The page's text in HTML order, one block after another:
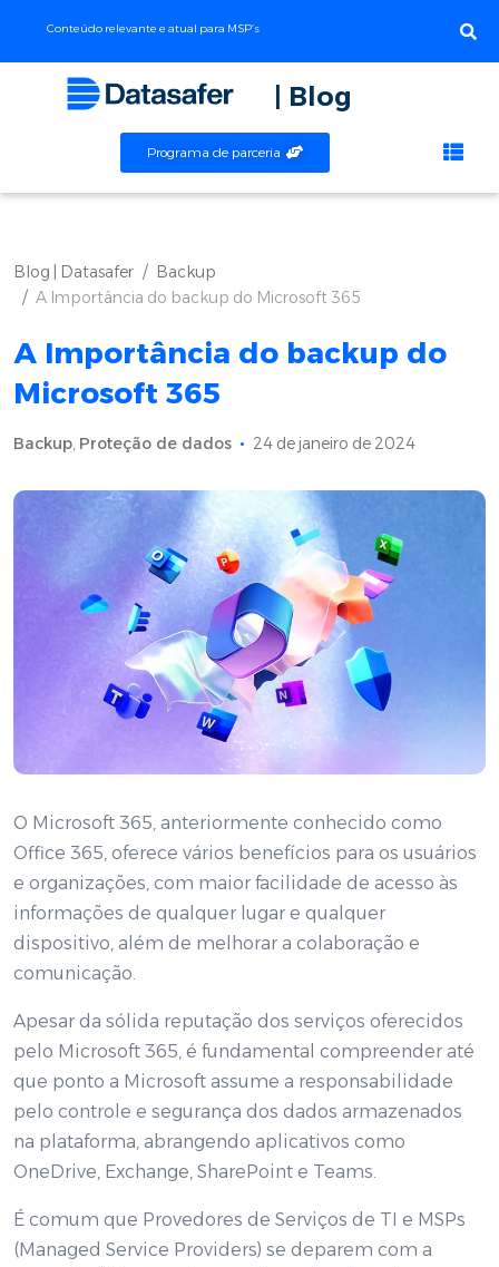
Conteúdo relevante e atual para MSP’s
| Blog
Programa de parceria
Blog | Datasafer
Backup
A Importância do backup do Microsoft 365
A Importância do backup do
Microsoft 365
Backup, Proteção de dados 24 de janeiro de 2024
O Microsoft 365, anteriormente conhecido como
Office 365, oferece vários benefícios para os usuários
e organizações, com maior facilidade de acesso às
informações de qualquer lugar e qualquer
dispositivo, além de melhorar a colaboração e
comunicação.
Apesar da sólida reputação dos serviços oferecidos
pelo Microsoft 365, é fundamental compreender até
que ponto a Microsoft assume a responsabilidade
pelo controle e segurança dos dados armazenados
na plataforma, abrangendo aplicativos como
OneDrive, Exchange, SharePoint e Teams.
É comum que Provedores de Serviços de TI e MSPs
(Managed Service Providers) se deparem com a